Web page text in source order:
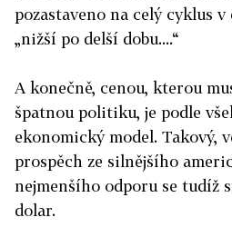
pozastaveno na celý cyklus v
„nižší po delší dobu....“
A konečně, cenou, kterou
špatnou politiku, je podle
ekonomický model. Takový,
prospěch ze silnějšího
nejmenšího odporu se tudíž
dolar.